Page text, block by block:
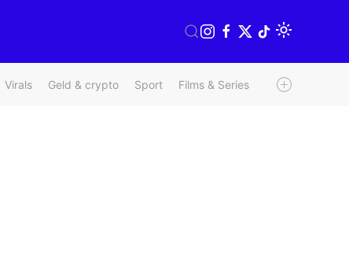
Virals Geld & crypto Sport Films & Series Radio & TV